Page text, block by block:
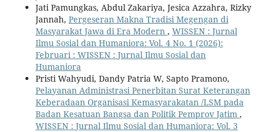
Jati Pamungkas, Abdul Zakariya, Jesica Azzahra, Rizky
Jannah, Pergeseran Makna Tradisi Megengan di
Masyarakat Jawa di Era Modern , WISSEN : Jurnal
Ilmu Sosial dan Humaniora: Vol. 4 No. 1 (2026):
Februari : WISSEN : Jurnal Ilmu Sosial dan
Humaniora
Pristi Wahyudi, Dandy Patria W, Sapto Pramono,
Pelayanan Administrasi Penerbitan Surat Keterangan
Keberadaan Organisasi Kemasyarakatan /LSM pada
Badan Kesatuan Bangsa dan Politik Pemprov Jatim ,
WISSEN : Jurnal Ilmu Sosial dan Humaniora: Vol. 3